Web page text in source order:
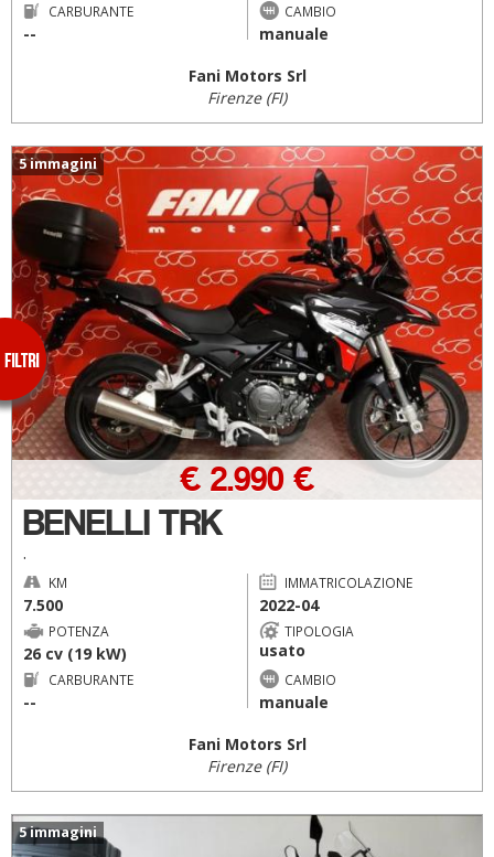
CARBURANTE
--
CAMBIO
manuale
Fani Motors Srl
Firenze (FI)
5 immagini
BENELLI TRK
.
€ 2.990 €
KM
7.500
IMMATRICOLAZIONE
2022-04
POTENZA
26 cv (19 kW)
TIPOLOGIA
usato
CARBURANTE
--
CAMBIO
manuale
Fani Motors Srl
Firenze (FI)
5 immagini